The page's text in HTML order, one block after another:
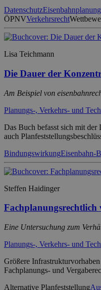
Datenschutz
ÖPNVVerkehrsrecht
Lisa Teichmann
Die Dauer der
Am Beispiel von
Planungs-, Verkehrs- und
Das Buch befasst sich mit der
auch
BindungswirkungEisenbahn-
Steffen Haidinger
Fachplanungsrechtlich
Eine Untersuchung zum
Planungs-, Verkehrs- und
Größere
Fachplanungs- und
Alternative Planfeststellung